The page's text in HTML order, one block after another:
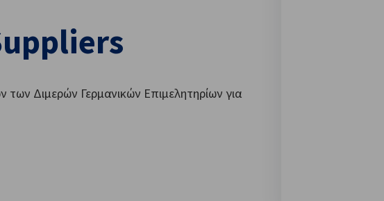
Διμερών Γερμανικών Επιμελητηρίων για